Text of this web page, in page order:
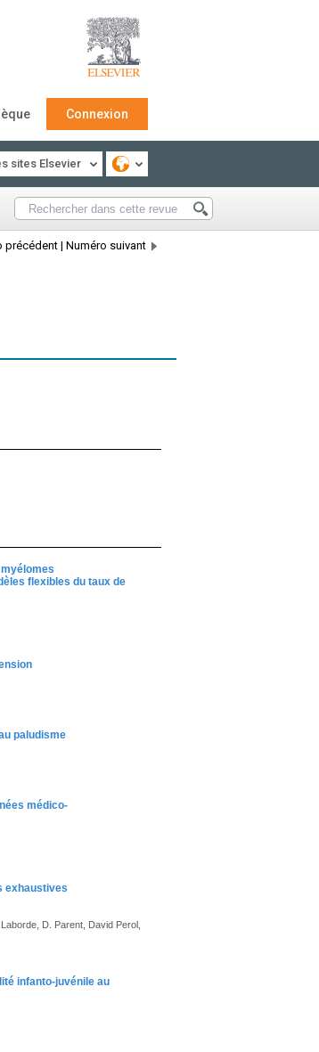
Connexion
sites Elsevier
précédent| Numéro suivant
flexibles du taux de
paludisme
médico-
exhaustives
D. Parent, David Perol,
infanto-juvénile au